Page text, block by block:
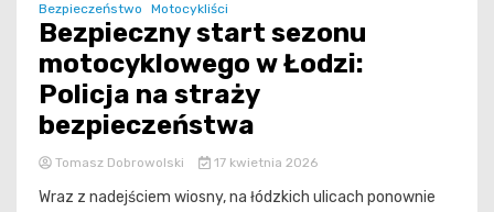
Bezpieczeństwo Motocykliści
Bezpieczny start sezonu
motocyklowego w Łodzi:
Policja na straży
bezpieczeństwa
Tomasz Dobrowolski 17 kwietnia 2026
Wraz z nadejściem wiosny, na łódzkich ulicach ponownie